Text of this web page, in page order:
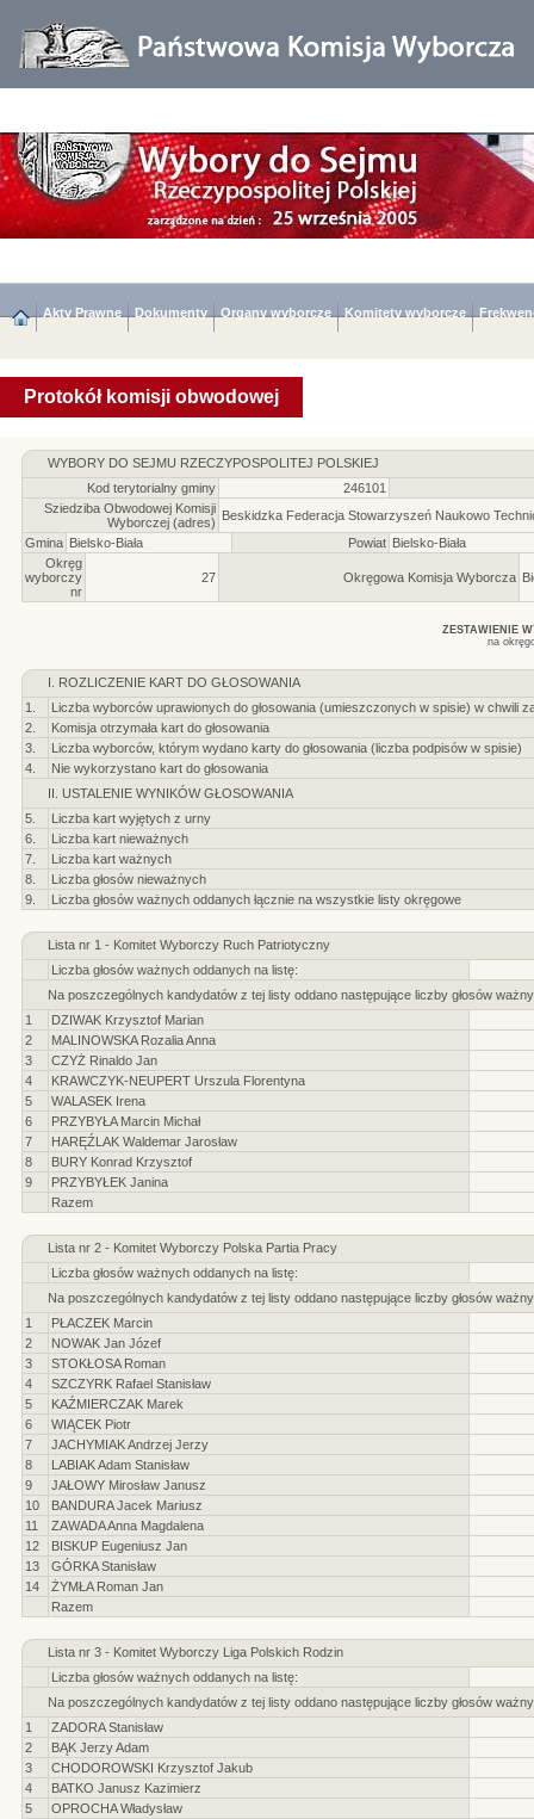
Akty Prawne Dokumenty Organy wyborcze Komitety wyborcze
Protokół komisji obwodowej
WYBORY DO SEJMU RZECZYPOSPOLITEJ POLSKIEJ
Kod terytorialny gminy
246101
Sziedziba Obwodowej Komisji
Wyborczej (adres) Beskidzka Federacja Stowarzyszeń Naukowo
Gmina Bielsko-Biała Powiat Bielsko-Biała
Okręg
wyborczy
nr
27 Okręgowa Komisja Wyborcza
ZESTAWIENIE
na
I. ROZLICZENIE KART DO GŁOSOWANIA
1.
Liczba wyborców uprawionych do głosowania (umieszczonych w spisie) w chwili
2.
Komisja otrzymała kart do głosowania
3.
Liczba wyborców, którym wydano karty do głosowania (liczba podpisów w spisie)
4.
Nie wykorzystano kart do głosowania
II. USTALENIE WYNIKÓW GŁOSOWANIA
5.
Liczba kart wyjętych z urny
6.
Liczba kart nieważnych
7.
Liczba kart ważnych
8.
Liczba głosów nieważnych
9.
Liczba głosów ważnych oddanych łącznie na wszystkie listy okręgowe
Lista nr 1 - Komitet Wyborczy Ruch Patriotyczny
Liczba głosów ważnych oddanych na listę:
Na poszczególnych kandydatów z tej listy oddano następujące liczby głosów
1
DZIWAK Krzysztof Marian
2
MALINOWSKA Rozalia Anna
3
CZYŻ Rinaldo Jan
4
KRAWCZYK-NEUPERT Urszula Florentyna
5
WALASEK Irena
6
PRZYBYŁA Marcin Michał
7
HARĘŹLAK Waldemar Jarosław
8
BURY Konrad Krzysztof
9
PRZYBYŁEK Janina
Razem
Lista nr 2 - Komitet Wyborczy Polska Partia Pracy
Liczba głosów ważnych oddanych na listę:
Na poszczególnych kandydatów z tej listy oddano następujące liczby głosów
1
PŁACZEK Marcin
2
NOWAK Jan Józef
3
STOKŁOSA Roman
4
SZCZYRK Rafael Stanisław
5
KAŹMIERCZAK Marek
6
WIĄCEK Piotr
7
JACHYMIAK Andrzej Jerzy
8
LABIAK Adam Stanisław
9
JAŁOWY Mirosław Janusz
10
BANDURA Jacek Mariusz
11
ZAWADA Anna Magdalena
12
BISKUP Eugeniusz Jan
13
GÓRKA Stanisław
14
ŻYMŁA Roman Jan
Razem
Lista nr 3 - Komitet Wyborczy Liga Polskich Rodzin
Liczba głosów ważnych oddanych na listę:
Na poszczególnych kandydatów z tej listy oddano następujące liczby głosów
1
ZADORA Stanisław
2
BĄK Jerzy Adam
3
CHODOROWSKI Krzysztof Jakub
4
BATKO Janusz Kazimierz
5
OPROCHA Władysław